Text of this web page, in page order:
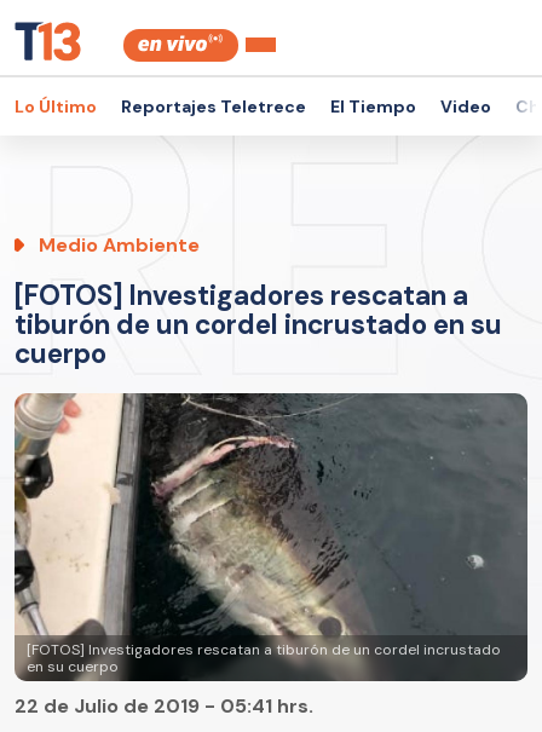
Lo Último Reportajes Teletrece El Tiempo Video
Medio Ambiente
[FOTOS] Investigadores rescatan a
tiburón de un cordel incrustado en su
cuerpo
[FOTOS] Investigadores rescatan a tiburón de un cordel incrustado
en su cuerpo
22 de Julio de 2019 - 05:41 hrs.